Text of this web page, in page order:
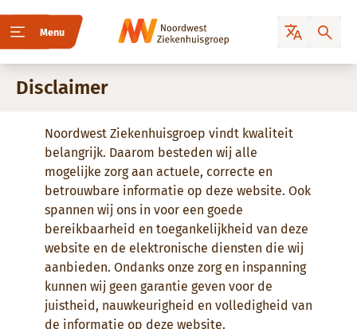
Menu
Disclaimer
Noordwest Ziekenhuisgroep vindt kwaliteit
belangrijk. Daarom besteden wij alle
mogelijke zorg aan actuele, correcte en
betrouwbare informatie op deze website. Ook
spannen wij ons in voor een goede
bereikbaarheid en toegankelijkheid van deze
website en de elektronische diensten die wij
aanbieden. Ondanks onze zorg en inspanning
kunnen wij geen garantie geven voor de
juistheid, nauwkeurigheid en volledigheid van
de informatie op deze website.